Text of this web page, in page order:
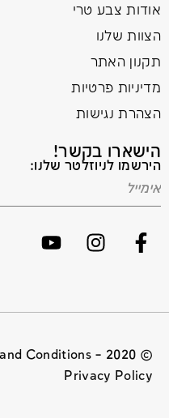
אודות צבע טרי
הצוות שלנו
תקנון האתר
מדיניות פרטיות
הצהרת נגישות
הישארו בקשר!
הירשמו לניוזלטר שלנו:
and Conditions –
Privacy Policy